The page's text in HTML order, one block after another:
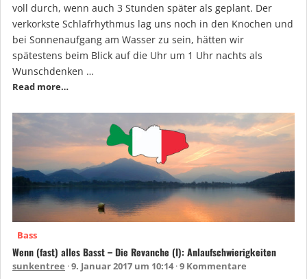
voll durch, wenn auch 3 Stunden später als geplant. Der
verkorkste Schlafrhythmus lag uns noch in den Knochen und
bei Sonnenaufgang am Wasser zu sein, hätten wir
spätestens beim Blick auf die Uhr um 1 Uhr nachts als
Wunschdenken …
Read more…
Bass
Wenn (fast) alles Basst – Die Revanche (I): Anlaufschwierigkeiten
sunkentree 9. Januar 2017 um 10:14 9 Kommentare